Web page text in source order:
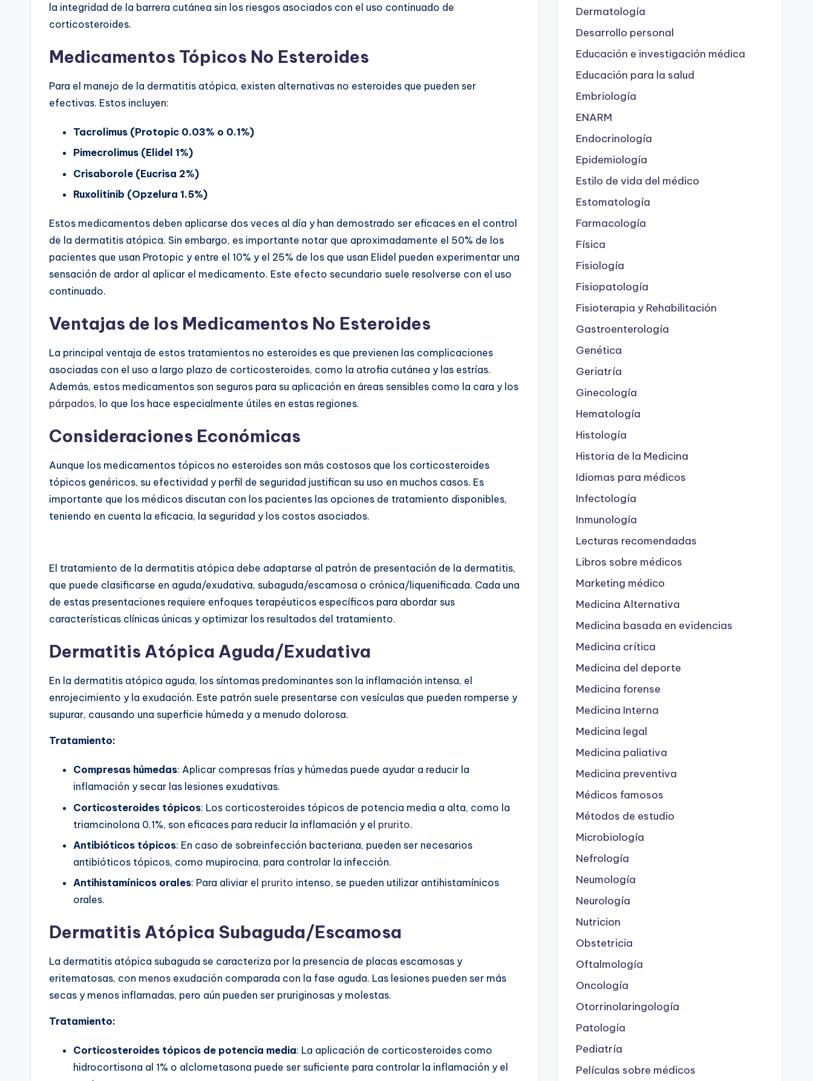
la integridad de la barrera cutánea sin los riesgos asociados con el uso continuado de
corticosteroides.
Medicamentos Tópicos No Esteroides
Para el manejo de la dermatitis atópica, existen alternativas no esteroides que pueden ser
efectivas. Estos incluyen:
Tacrolimus (Protopic 0.03% o 0.1%)
Pimecrolimus (Elidel 1%)
Crisaborole (Eucrisa 2%)
Ruxolitinib (Opzelura 1.5%)
Estos medicamentos deben aplicarse dos veces al día y han demostrado ser eficaces en el control
de la dermatitis atópica. Sin embargo, es importante notar que aproximadamente el 50% de los
pacientes que usan Protopic y entre el 10% y el 25% de los que usan Elidel pueden experimentar una
sensación de ardor al aplicar el medicamento. Este efecto secundario suele resolverse con el uso
continuado.
Ventajas de los Medicamentos No Esteroides
La principal ventaja de estos tratamientos no esteroides es que previenen las complicaciones
asociadas con el uso a largo plazo de corticosteroides, como la atrofia cutánea y las estrías.
Además, estos medicamentos son seguros para su aplicación en áreas sensibles como la cara y los
párpados, lo que los hace especialmente útiles en estas regiones.
Consideraciones Económicas
Aunque los medicamentos tópicos no esteroides son más costosos que los corticosteroides
tópicos genéricos, su efectividad y perfil de seguridad justifican su uso en muchos casos. Es
importante que los médicos discutan con los pacientes las opciones de tratamiento disponibles,
teniendo en cuenta la eficacia, la seguridad y los costos asociados.
El tratamiento de la dermatitis atópica debe adaptarse al patrón de presentación de la dermatitis,
que puede clasificarse en aguda/exudativa, subaguda/escamosa o crónica/liquenificada. Cada una
de estas presentaciones requiere enfoques terapéuticos específicos para abordar sus
características clínicas únicas y optimizar los resultados del tratamiento.
Dermatitis Atópica Aguda/Exudativa
En la dermatitis atópica aguda, los síntomas predominantes son la inflamación intensa, el
enrojecimiento y la exudación. Este patrón suele presentarse con vesículas que pueden romperse y
supurar, causando una superficie húmeda y a menudo dolorosa.
Tratamiento:
Compresas húmedas: Aplicar compresas frías y húmedas puede ayudar a reducir la
inflamación y secar las lesiones exudativas.
Corticosteroides tópicos: Los corticosteroides tópicos de potencia media a alta, como la
triamcinolona 0.1%, son eficaces para reducir la inflamación y el prurito.
Antibióticos tópicos: En caso de sobreinfección bacteriana, pueden ser necesarios
antibióticos tópicos, como mupirocina, para controlar la infección.
Antihistamínicos orales: Para aliviar el prurito intenso, se pueden utilizar antihistamínicos
orales.
Dermatitis Atópica Subaguda/Escamosa
La dermatitis atópica subaguda se caracteriza por la presencia de placas escamosas y
eritematosas, con menos exudación comparada con la fase aguda. Las lesiones pueden ser más
secas y menos inflamadas, pero aún pueden ser pruriginosas y molestas.
Tratamiento:
Corticosteroides tópicos de potencia media: La aplicación de corticosteroides como
hidrocortisona al 1% o alclometasona puede ser suficiente para controlar la inflamación y el
Dermatología
Desarrollo personal
Educación e investigación médica
Educación para la salud
Embriología
ENARM
Endocrinología
Epidemiología
Estilo de vida del médico
Estomatología
Farmacología
Física
Fisiología
Fisiopatología
Fisioterapia y Rehabilitación
Gastroenterología
Genética
Geriatría
Ginecología
Hematología
Histología
Historia de la Medicina
Idiomas para médicos
Infectología
Inmunología
Lecturas recomendadas
Libros sobre médicos
Marketing médico
Medicina Alternativa
Medicina basada en evidencias
Medicina crítica
Medicina del deporte
Medicina forense
Medicina Interna
Medicina legal
Medicina paliativa
Medicina preventiva
Médicos famosos
Métodos de estudio
Microbiología
Nefrología
Neumología
Neurología
Nutricion
Obstetricia
Oftalmología
Oncología
Otorrinolaringología
Patología
Pediatría
Películas sobre médicos